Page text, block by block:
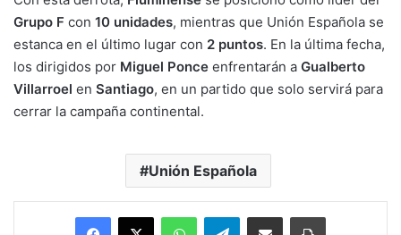
Grupo F con 10 unidades, mientras que Unión Española se
estanca en el último lugar con 2 puntos. En la última fecha,
los dirigidos por Miguel Ponce enfrentarán a Gualberto
Villarroel en Santiago, en un partido que solo servirá para
cerrar la campaña continental.
Unión Española
Facebook
X WhatsAppTelegramEnviar vía email Imprimir